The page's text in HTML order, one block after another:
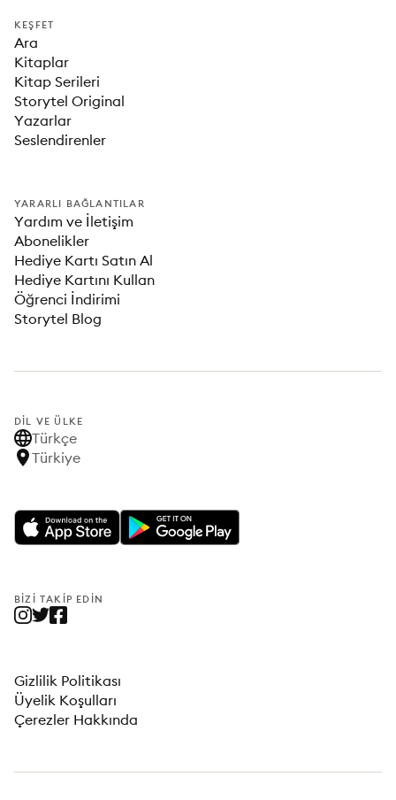
KEŞFET
Ara
Kitaplar
Kitap Serileri
Storytel Original
Yazarlar
Seslendirenler
YARARLI BAĞLANTILAR
Yardım ve İletişim
Abonelikler
Hediye Kartı Satın Al
Hediye Kartını Kullan
Öğrenci İndirimi
Storytel Blog
DIL VE ÜLKE
Türkçe
Türkiye
BIZI TAKIP EDIN
Gizlilik Politikası
Üyelik Koşulları
Çerezler Hakkında